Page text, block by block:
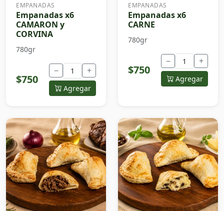
EMPANADAS
Empanadas x6
CAMARON y
CORVINA
780gr
$750
− +
Agregar
EMPANADAS
Empanadas x6
CARNE
780gr
$750
− +
Agregar